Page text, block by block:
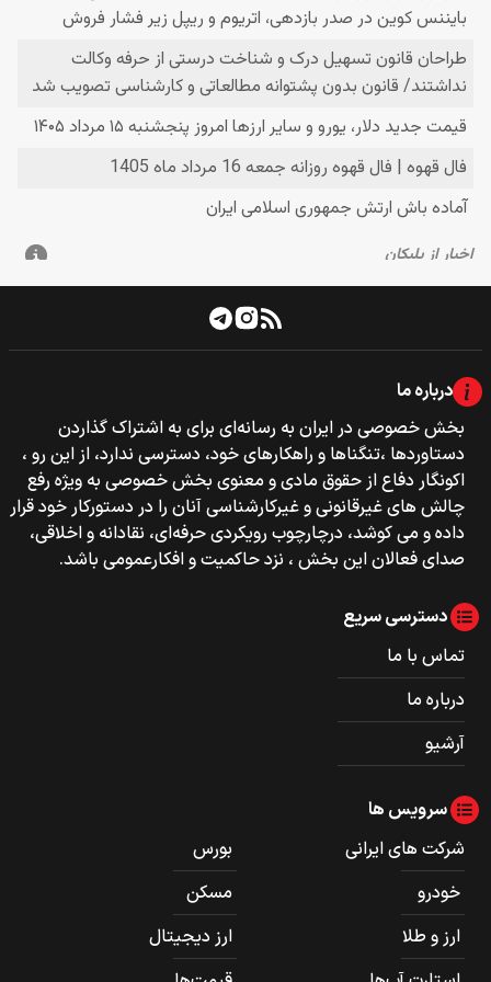
درباره ما
بخش خصوصی‌‌ در ایران به رسانه‌ای برای به اشتراک گذاردن
دستاوردها ،تنگناها و راهکارهای خود، دسترسی ندارد، از این رو ،
اکونگار دفاع از حقوق مادی و معنوی بخش خصوصی به ویژه رفع
چالش های غیرقانونی و غیرکارشناسی آنان را در دستورکار خود قرار
داده و می کوشد، درچارچوب رویکردی حرفه‌ای، نقادانه و اخلاقی،
صدای فعالان این بخش ، نزد حاکمیت و افکارعمومی باشد.
دسترسی سریع
تماس با ما
درباره ما
آرشیو
سرویس ها
شرکت های ایرانی
بورس
خودرو
مسکن
ارز و طلا
ارز دیجیتال